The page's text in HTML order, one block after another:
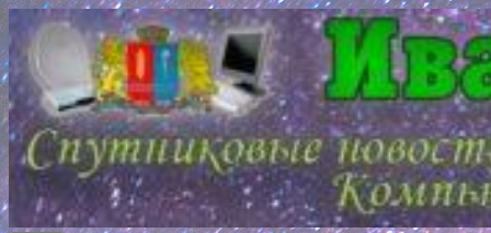
Перейти
к
содержимому